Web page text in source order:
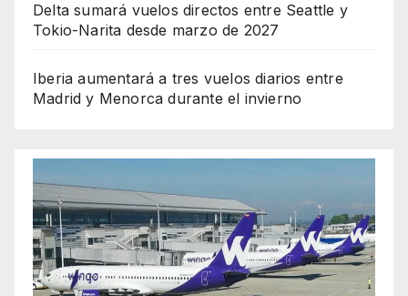
Delta sumará vuelos directos entre Seattle y
Tokio-Narita desde marzo de 2027
Iberia aumentará a tres vuelos diarios entre
Madrid y Menorca durante el invierno